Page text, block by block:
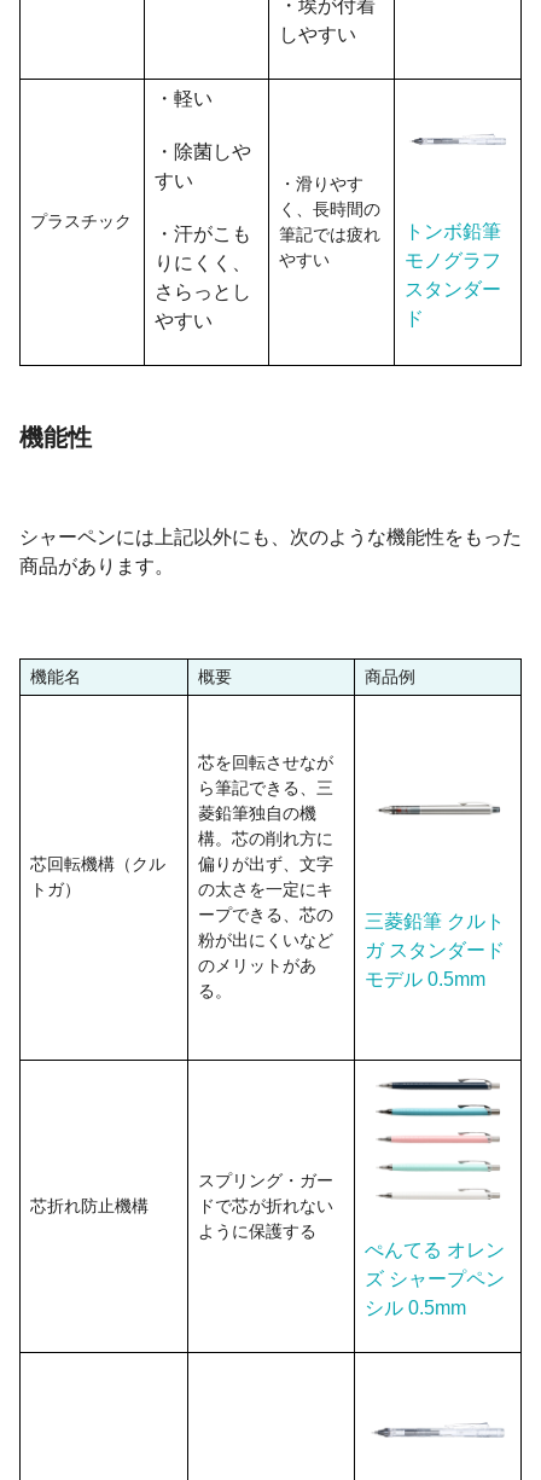
・埃が付着
しやすい
プラスチック
・軽い
・除菌しや
すい
・汗がこも
りにくく、
さらっとし
やすい
・滑りやす
く、長時間の
筆記では疲れ
やすい
トンボ鉛筆
モノグラフ
スタンダー
ド
機能性
シャーペンには上記以外にも、次のような機能性をもった
商品があります。
機能名 概要 商品例
芯回転機構（クル
トガ）
芯を回転させなが
ら筆記できる、三
菱鉛筆独自の機
構。芯の削れ方に
偏りが出ず、文字
の太さを一定にキ
ープできる、芯の
粉が出にくいなど
のメリットがあ
る。
三菱鉛筆 クルト
ガ スタンダード
モデル 0.5mm
芯折れ防止機構
スプリング・ガー
ドで芯が折れない
ように保護する
ぺんてる オレン
ズ シャープペン
シル 0.5mm